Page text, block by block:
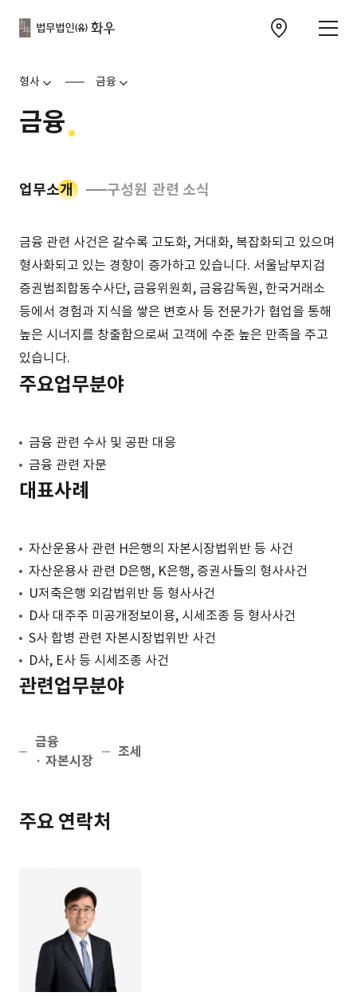
형사 금융
금융
업무소개 구성원 관련 소식
금융 관련 사건은 갈수록 고도화, 거대화, 복잡화되고 있으며
형사화되고 있는 경향이 증가하고 있습니다. 서울남부지검
증권범죄합동수사단, 금융위원회, 금융감독원, 한국거래소
등에서 경험과 지식을 쌓은 변호사 등 전문가가 협업을 통해
높은 시너지를 창출함으로써 고객에 수준 높은 만족을 주고
있습니다.
주요업무분야
금융 관련 수사 및 공판 대응
금융 관련 자문
대표사례
자산운용사 관련 H은행의 자본시장법위반 등 사건
자산운용사 관련 D은행, K은행, 증권사들의 형사사건
U저축은행 외감법위반 등 형사사건
D사 대주주 미공개정보이용, 시세조종 등 형사사건
S사 합병 관련 자본시장법위반 사건
D사, E사 등 시세조종 사건
관련업무분야
금융
· 자본시장
조세
주요 연락처